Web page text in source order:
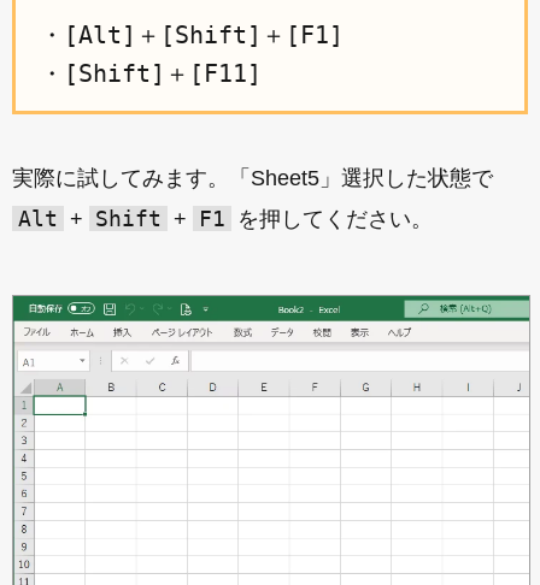
・[Alt]＋[Shift]＋[F1]
実際に試してみます。「Sheet5」選択した状態で
Alt + Shift + F1 を押してください。